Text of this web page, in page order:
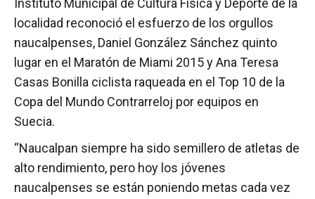
Instituto Municipal de Cultura Física y Deporte de la
localidad reconoció el esfuerzo de los orgullos
naucalpenses, Daniel González Sánchez quinto
lugar en el Maratón de Miami 2015 y Ana Teresa
Casas Bonilla ciclista raqueada en el Top 10 de la
Copa del Mundo Contrarreloj por equipos en
Suecia.
“Naucalpan siempre ha sido semillero de atletas de
alto rendimiento, pero hoy los jóvenes
naucalpenses se están poniendo metas cada vez